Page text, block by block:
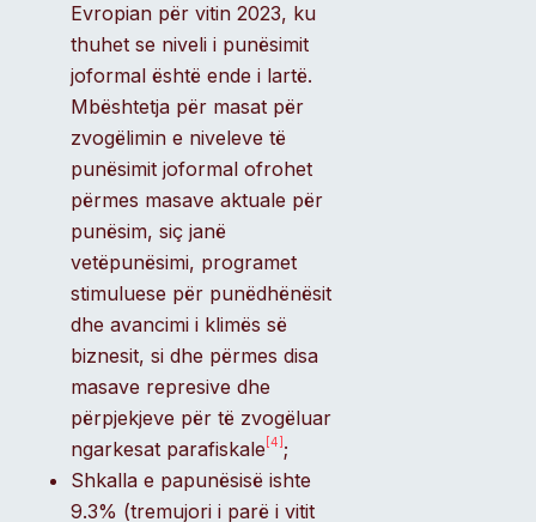
Evropian për vitin 2023, ku
thuhet se niveli i punësimit
joformal është ende i lartë.
Mbështetja për masat për
zvogëlimin e niveleve të
punësimit joformal ofrohet
përmes masave aktuale për
punësim, siç janë
vetëpunësimi, programet
stimuluese për punëdhënësit
dhe avancimi i klimës së
biznesit, si dhe përmes disa
masave represive dhe
përpjekjeve për të zvogëluar
ngarkesat parafiskale [4] ;
Shkalla e papunësisë ishte
9.3% (tremujori i parë i vitit